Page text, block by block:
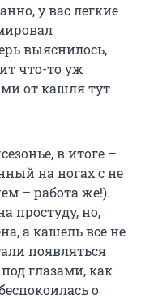
у вас легкие
выяснилось,
что-то уж
от кашля тут
в итоге –
на ногах с не
– работа же!).
простуду, но,
а кашель все не
появляться
глазами, как
о